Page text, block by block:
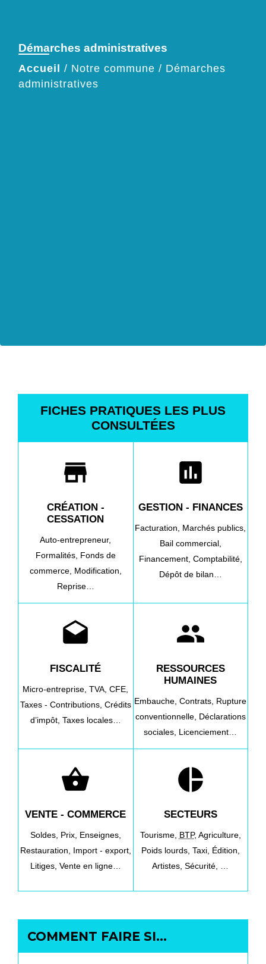
Démarches administratives
Accueil / Notre commune / Démarches
administratives
FICHES PRATIQUES LES PLUS
CONSULTÉES
store
CRÉATION -
CESSATION
Auto-entrepreneur,
Formalités, Fonds de
commerce, Modification,
Reprise…
assessment
GESTION - FINANCES
Facturation, Marchés publics,
Bail commercial,
Financement, Comptabilité,
Dépôt de bilan…
drafts
FISCALITÉ
Micro-entreprise,TVA,CFE,
Taxes - Contributions, Crédits
d’impôt, Taxes locales…
people
RESSOURCES
HUMAINES
Embauche,Contrats, Rupture
conventionnelle, Déclarations
sociales, Licenciement…
shopping_basket
VENTE - COMMERCE
Soldes, Prix, Enseignes,
Restauration, Import - export,
Litiges, Vente en ligne…
pie_chart
SECTEURS
Tourisme, BTP, Agriculture,
Poids lourds, Taxi, Édition,
Artistes,Sécurité, …
COMMENT FAIRE SI…